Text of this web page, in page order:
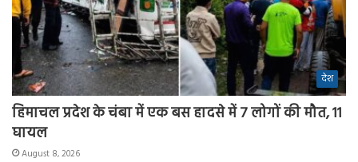
देश
हिमाचल प्रदेश के चंबा में एक बस हादसे में 7 लोगों की मौत, 11
घायल
August 8, 2026